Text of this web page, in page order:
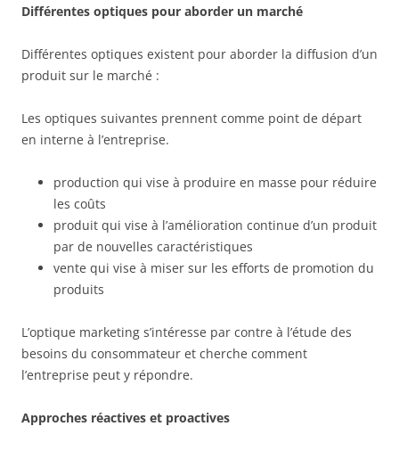
Différentes optiques pour aborder un marché
Différentes optiques existent pour aborder la diffusion d’un
produit sur le marché :
Les optiques suivantes prennent comme point de départ
en interne à l’entreprise.
production qui vise à produire en masse pour réduire
les coûts
produit qui vise à l’amélioration continue d’un produit
par de nouvelles caractéristiques
vente qui vise à miser sur les efforts de promotion du
produits
L’optique marketing s’intéresse par contre à l’étude des
besoins du consommateur et cherche comment
l’entreprise peut y répondre.
Approches réactives et proactives